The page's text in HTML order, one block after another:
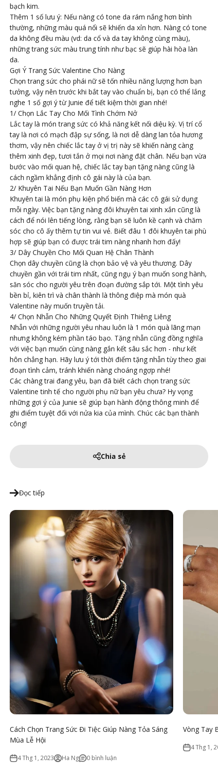
bạch kim.
Thêm 1 số lưu ý: Nếu nàng có tone da rám nắng hơn bình
thường, những màu quá nổi sẽ khiến da xỉn hơn. Nàng có tone
da không đều màu (vd: da cổ và da tay không cùng màu),
những trang sức màu trung tính như bạc sẽ giúp hài hòa làn
da.
Gợi Ý Trang Sức Valentine Cho Nàng
Chọn trang sức cho phái nữ sẽ tốn nhiều năng lượng hơn bạn
tưởng, vậy nên trước khi bắt tay vào chuẩn bị, bạn có thể lắng
nghe 1 số gợi ý từ Junie để tiết kiệm thời gian nhé!
1/ Chọn Lắc Tay Cho Mối Tình Chớm Nở
Lắc tay là món trang sức có khả năng kết nối diệu kỳ. Vị trí cổ
tay là nơi có mạch đập sự sống, là nơi dễ dàng lan tỏa hương
thơm, vậy nên chiếc lắc tay ở vị trị này sẽ khiến nàng càng
thêm xinh đẹp, tươi tắn ở mọi nơi nàng đặt chân. Nếu bạn vừa
bước vào mối quan hệ, chiếc lắc tay bạn tặng nàng cũng là
cách ngầm khẳng định cô gái này là của bạn.
2/ Khuyên Tai Nếu Bạn Muốn Gần Nàng Hơn
Khuyên tai là món phụ kiện phổ biến mà các cô gái sử dụng
mỗi ngày. Việc bạn tặng nàng đôi khuyên tai xinh xắn cũng là
cách để nói lên tiếng lòng, rằng bạn sẽ luôn kề cạnh và chăm
sóc cho cô ấy thêm tự tin vui vẻ. Biết đâu 1 đôi khuyên tai phù
hợp sẽ giúp bạn có được trái tim nàng nhanh hơn đấy!
3/ Dây Chuyền Cho Mối Quan Hệ Chân Thành
Chọn dây chuyền cũng là chọn bảo vệ và yêu thương. Dây
chuyền gần với trái tim nhất, cũng ngụ ý bạn muốn song hành,
săn sóc cho người yêu trên đoạn đường sắp tới. Một tình yêu
bền bỉ, kiên trì và chân thành là thông điệp mà món quà
Valentine này muốn truyền tải.
4/ Chọn Nhẫn Cho Những Quyết Định Thiêng Liêng
Nhẫn với những người yêu nhau luôn là 1 món quà lãng mạn
nhưng không kém phần táo bạo. Tặng nhẫn cũng đồng nghĩa
với việc bạn muốn cùng nàng gắn kết sâu sắc hơn - như kết
hôn chẳng hạn. Hãy lưu ý tới thời điểm tặng nhẫn tùy theo giai
đoạn tình cảm, tránh khiến nàng choáng ngợp nhé!
Các chàng trai đang yêu, bạn đã biết cách chọn trang sức
Valentine tinh tế cho người phụ nữ bạn yêu chưa? Hy vọng
những gợi ý của Junie sẽ giúp bạn hành động thông minh để
ghi điểm tuyệt đối với nửa kia của mình. Chúc các bạn thành
công!
Chia sẻ
Đọc tiếp
Cách Chọn Trang Sức Đi Tiệc Giúp Nàng Tỏa Sáng
Mùa Lễ Hội
4 Thg 1, 2023 Ha Ng 0 bình luận
Vòng Tay
4 Thg 1,